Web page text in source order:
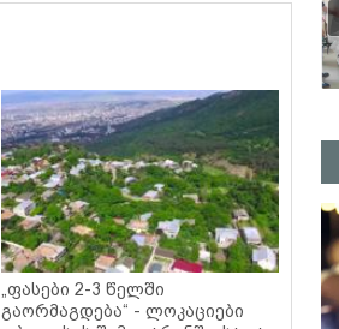
„ფასები 2-3 წელში
გაორმაგდება“ - ლოკაციები